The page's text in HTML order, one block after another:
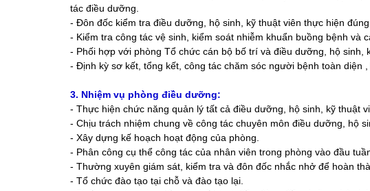
tác điều dưỡng.
- Đôn đốc kiểm tra điều dưỡng, hộ sinh, kỹ thuật viên thực hiện
- Kiểm tra công tác vệ sinh, kiểm soát nhiễm khuẩn buồng bệnh và
- Phối hợp với phòng Tổ chức cán bộ bố trí và điều dưỡng, hộ sinh,
- Định kỳ sơ kết, tổng kết, công tác chăm sóc người bệnh toàn diện ,
3. Nhiệm vụ phòng điều dưỡng:
- Thực hiện chức năng quản lý tất cả điều dưỡng , hộ sinh, kỹ thuật
- Chịu trách nhiệm chung về công tác chuyên môn điều dưỡng , hộ
- Xây dựng kế hoạch hoạt động của phòng.
- Phân công cụ thể công tác của nhân viên trong phòng vào đầu
- Thường xuyên giám sát, kiểm tra và đôn đốc nhắc nhở để hoàn
- Tổ chức đào tạo tại chỗ và đào tạo lại.